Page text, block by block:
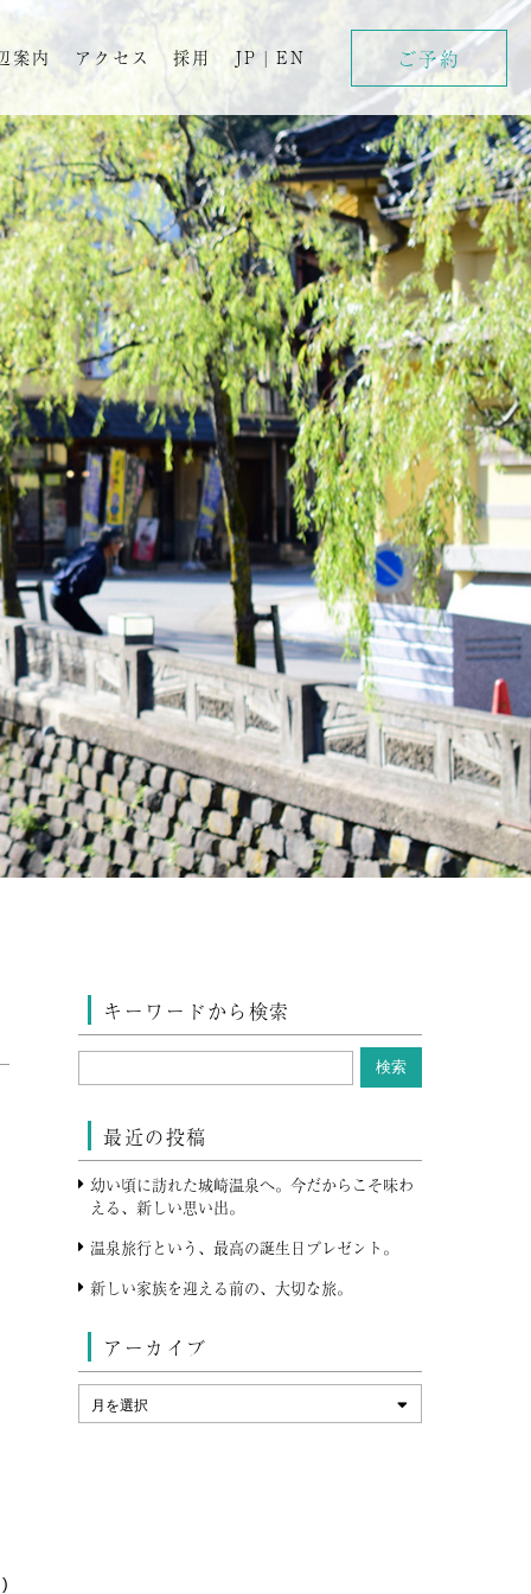
案内 アクセス 採用 JP | EN ご予約
キーワードから検索
最近の投稿
幼い頃に訪れた城崎温泉へ。今だからこそ味わ
える、新しい思い出。
温泉旅行という、最高の誕生日プレゼント。
新しい家族を迎える前の、大切な旅。
アーカイブ